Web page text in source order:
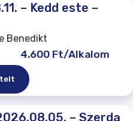
– Kedd este –
Benedikt
4.600 Ft/Alkalom
– Szerda